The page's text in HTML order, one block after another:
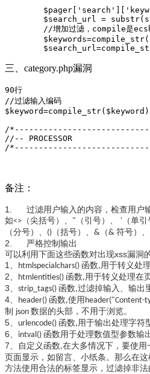
$search_url =
//增加过滤，compile是ecshop
三、category.php漏洞
90行
//过滤输入编码
/
//-- PROCESSOR
/
备注：
1. 过滤用户输入的内容，检查用户
如<> （尖括号）、 " （引号）、 ' （单引
（分号）、 () （括号）、 & （& 符号）、
2. 严格控制输出
可以利用下面这些函数对出现xss漏洞
1、 htmlspecialchars() 函数,用于转义处
2、 htmlentities() 函数,用于转义处理在
3、 strip_tags() 函数,过滤掉输入、输出
4、 header() 函数,使用 header("Content-
制 json 数据的头部，不用于浏览。
5、 urlencode() 函数,用于输出处理字符
6、 intval() 函数用于处理数值型参数输
7、自定义函数,在大多情况下，要使用
页面显示，如留言、小纸条。那么在
方法使用合法的标签显示，过滤掉非法